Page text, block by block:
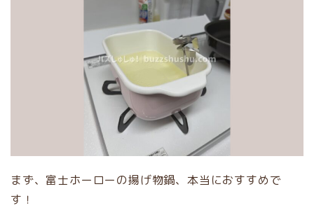
まず、富士ホーローの揚げ物鍋、本当におすすめで
す！